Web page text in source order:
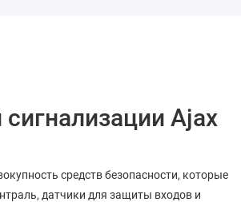
Ajax
средств безопасности, которые
датчики для защиты входов и